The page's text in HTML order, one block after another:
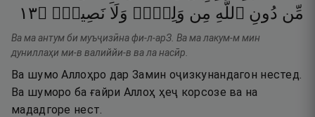
مِّن دُونِ ٱللَّهِ مِن وَلِىٍّۢ وَلَا نَصِيرٍۢ ۝٣١
Ва ма антум би муъҷизӣна фи-л-арЗ. Ва ма лакум-м мин
дуниллаҳи ми-в валиййи-в ва ла насӣр.
Ва шумо Аллоҳро дар Замин оҷизкунандагон нестед.
Ва шуморо ба ғайри Аллоҳ ҳеҷ корсозе ва на
мададгоре нест.